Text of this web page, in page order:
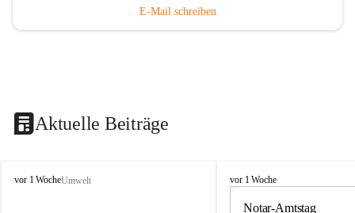
E-Mail schreiben
Aktuelle Beiträge
V
vor 1 WocheUmwelt
V
vor 1 Woche
Notar-Amtstag